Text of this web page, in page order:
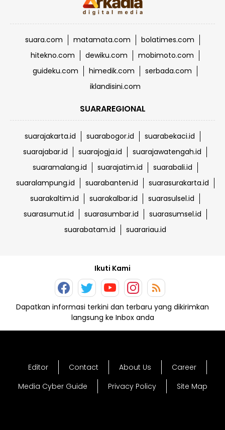
suara.com matamata.com
bolatimes.com
hitekno.com
dewiku.com
mobimoto.com
guideku.com
himedik.com
serbada.com
iklandisini.com
SUARAREGIONAL
suarajakarta.id suarabogor.id
suarabekaci.id
suarajabar.id
suarajogja.id
suarajawatengah.id
suaramalang.id
suarajatim.id
suarabali.id
suaralampung.id
suarabanten.id
suarasurakarta.id
suarakaltim.id
suarakalbar.id
suarasulsel.id
suarasumut.id
suarasumbar.id
suarasumsel.id
suarabatam.id
suarariau.id
Ikuti Kami
Dapatkan informasi terkini dan terbaru yang dikirimkan
langsung ke Inbox anda
Editor Contact About Us
Career
Media Cyber Guide
Privacy Policy Site Map